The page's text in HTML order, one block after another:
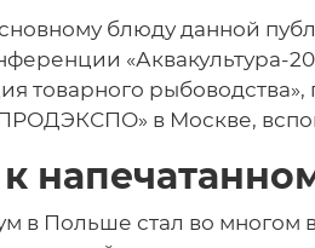
блюду данной
«Аквакультура-
товарного
в Москве,
в Польше стал во многом